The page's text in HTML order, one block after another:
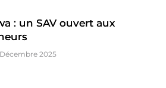
: un SAV ouvert aux
2025